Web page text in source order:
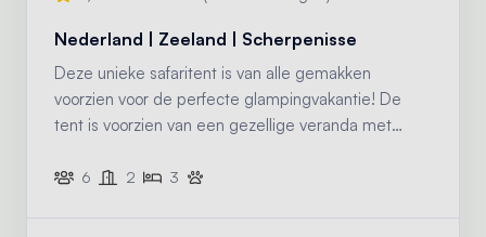
Nederland | Zeeland | Scherpenisse
Deze unieke safaritent is van alle gemakken
voorzien voor de perfecte glampingvakantie! De
tent is voorzien van een gezellige veranda met
inventaris en twee slaapcabines. Daarnaast is de
6 2 3